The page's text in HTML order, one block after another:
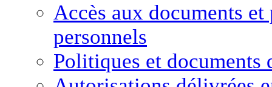
Accès aux documents et
personnels
Politiques et documents